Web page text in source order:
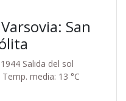
San
1944 Salida del sol
media: 13 °C